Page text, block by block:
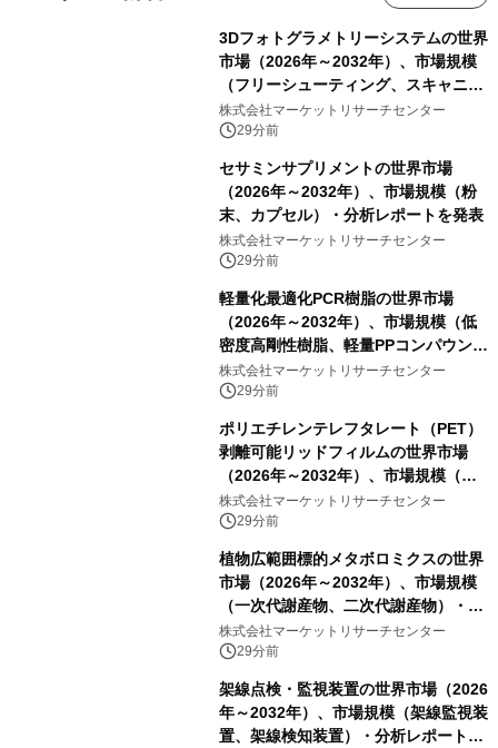
3Dフォトグラメトリーシステムの世界
市場（2026年～2032年）、市場規模
（フリーシューティング、スキャニン
グ、その他）・分析レポートを発表
株式会社マーケットリサーチセンター
29分前
セサミンサプリメントの世界市場
（2026年～2032年）、市場規模（粉
末、カプセル）・分析レポートを発表
株式会社マーケットリサーチセンター
29分前
軽量化最適化PCR樹脂の世界市場
（2026年～2032年）、市場規模（低
密度高剛性樹脂、軽量PPコンパウン
ド、強化軽量ブレンド、軽量PCR
PA、その他）・分析レポートを発表
株式会社マーケットリサーチセンター
29分前
ポリエチレンテレフタレート（PET）
剥離可能リッドフィルムの世界市場
（2026年～2032年）、市場規模（ヒ
ートシールタイプ、コールドシールタ
イプ、粘着タイプ）・分析レポートを
株式会社マーケットリサーチセンター
29分前
植物広範囲標的メタボロミクスの世界
市場（2026年～2032年）、市場規模
（一次代謝産物、二次代謝産物）・分
析レポートを発表
株式会社マーケットリサーチセンター
29分前
架線点検・監視装置の世界市場（2026
年～2032年）、市場規模（架線監視装
置、架線検知装置）・分析レポートを